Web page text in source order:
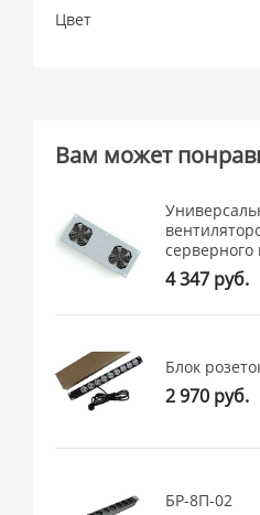
Цвет
Вам может
4 347 руб.
Блок
2 970 руб.
БР-8П-02